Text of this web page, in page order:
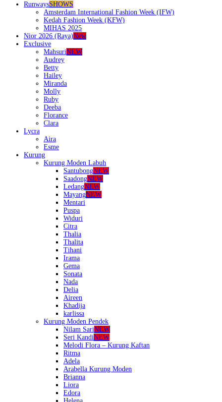
RunwaysSHOWS
Amsterdam International Fashion Week (IFW)
Kedah Fashion Week (KFW)
MIHAS 2025
Nior 2026 (Raya)New
Exclusive
MahsuriNEW
Audrey
Betty
Hailey
Miranda
Molly
Ruby
Deeba
Florance
Clara
Lycra
Aira
Esme
Kurung
Kurung Moden Labuh
SantubongNEW
SaadongNEW
LedangNEW
MayangNEW
Mentari
Puspa
Widuri
Citra
Thalia
Thalita
Tihani
Irama
Gema
Sonata
Nada
Delia
Aireen
Khadija
karlissa
Kurung Moden Pendek
Nilam SariNEW
Seri KandiNEW
Melodi Flora – Kurung Kaftan
Ritma
Adela
Arabella Kurung Moden
Brianna
Liora
Edora